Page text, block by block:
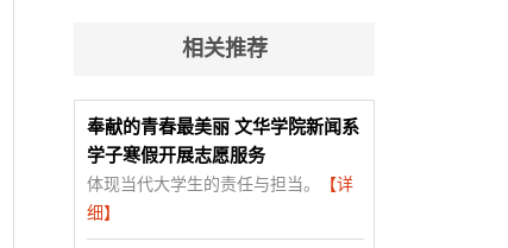
相关推荐
奉献的青春最美丽 文华学院新闻系
学子寒假开展志愿服务
体现当代大学生的责任与担当。
【详
细】